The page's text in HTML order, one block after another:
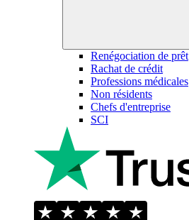
Renégociation de prêt
Rachat de crédit
Professions médicales
Non résidents
Chefs d'entreprise
SCI